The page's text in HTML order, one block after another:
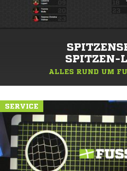
SPITZEN-
ALLES RUND UM
SERVICE